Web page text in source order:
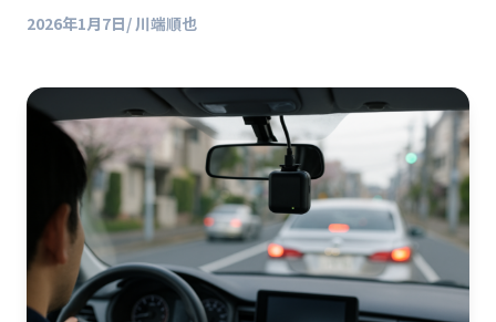
2026年1月7日/ 川端順也